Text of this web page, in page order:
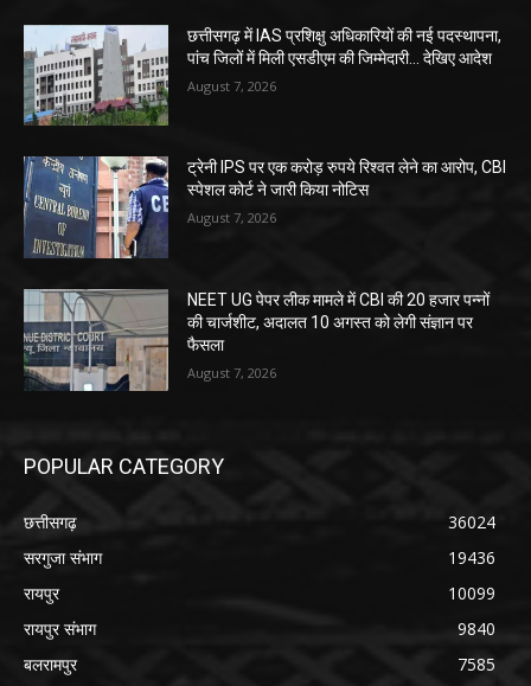
छत्तीसगढ़ में IAS प्रशिक्षु अधिकारियों की नई पदस्थापना,
पांच जिलों में मिली एसडीएम की जिम्मेदारी... देखिए आदेश
August 7, 2026
ट्रेनी IPS पर एक करोड़ रुपये रिश्वत लेने का आरोप, CBI
स्पेशल कोर्ट ने जारी किया नोटिस
August 7, 2026
NEET UG पेपर लीक मामले में CBI की 20 हजार पन्नों
की चार्जशीट, अदालत 10 अगस्त को लेगी संज्ञान पर
फैसला
August 7, 2026
POPULAR CATEGORY
छत्तीसगढ़
36024
सरगुजा संभाग
19436
रायपुर
10099
रायपुर संभाग
9840
बलरामपुर
7585